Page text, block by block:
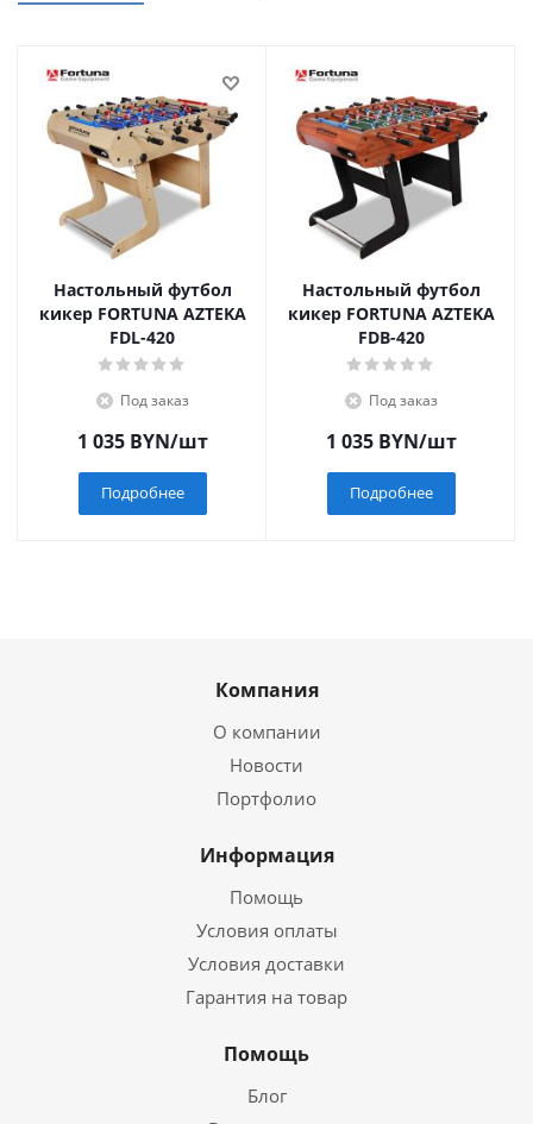
Настольный футбол
кикер FORTUNA AZTEKA
FDL-420
Под заказ
1 035BYN/шт
Подробнее
Настольный футбол
кикер FORTUNA AZTEKA
FDB-420
Под заказ
1 035BYN/шт
Подробнее
Компания
О компании
Новости
Портфолио
Информация
Помощь
Условия оплаты
Условия доставки
Гарантия на товар
Помощь
Блог